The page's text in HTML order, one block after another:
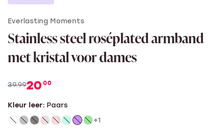
Everlasting Moments
Stainless steel roséplated armband
met kristal voor dames
39.9920 00
Kleur leer: Paars
+1